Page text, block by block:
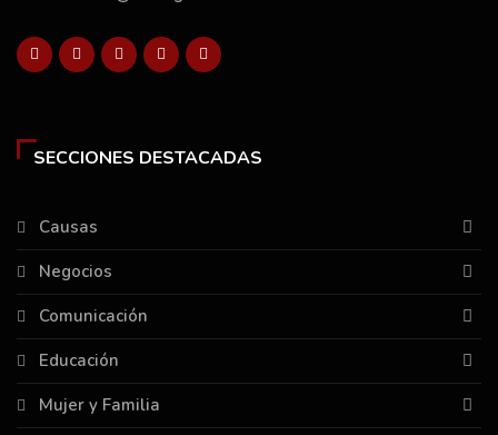
SECCIONES DESTACADAS
Causas
Negocios
Comunicación
Educación
Mujer y Familia